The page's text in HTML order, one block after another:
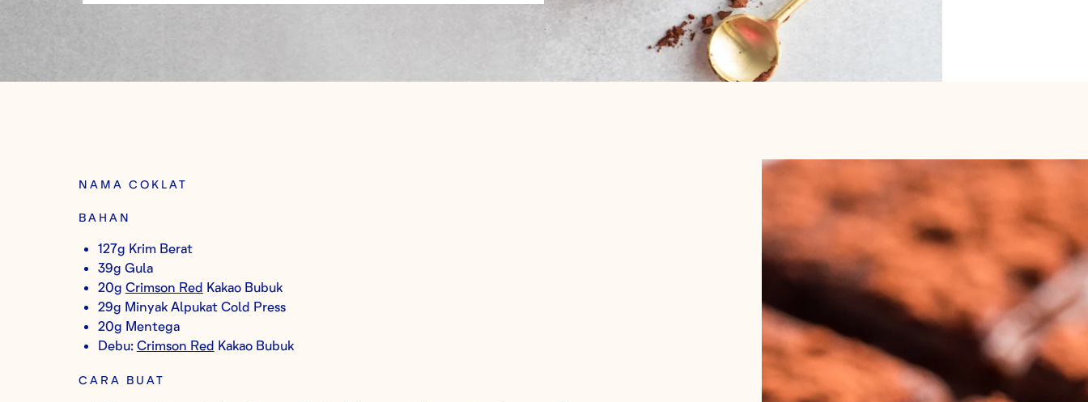
NAMA COKLAT
BAHAN
127g Krim Berat
39g Gula
20g Crimson Red Kakao Bubuk
29g Minyak Alpukat Cold Press
20g Mentega
Debu: Crimson Red Kakao Bubuk
CARA BUAT